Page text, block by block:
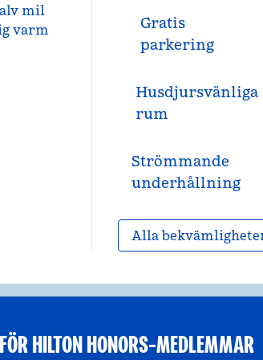
mil
varm
Gratis
parkering
Husdjursvänliga
rum
Strömmande
underhållning
Alla
HILTON HONORS-MEDLEMMAR